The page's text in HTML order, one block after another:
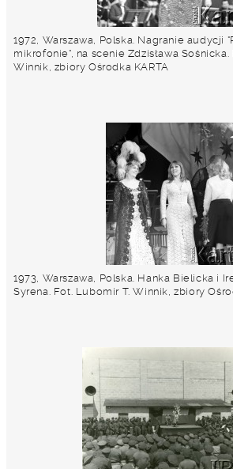
1972, Warszawa, Polska. Nagranie audycji
mikrofonie", na scenie Zdzisława
Winnik, zbiory Ośrodka KARTA
1973, Warszawa, Polska. Hanka Bielicka i
Syrena. Fot. Lubomir T. Winnik, zbiory